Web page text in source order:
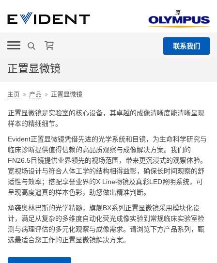
原
联系我们
正置显微镜
主页 产品 正置显微镜
正置显微镜是实验室的核心设备，其卓越的成像清晰度能清晰呈现
样本的精细细节。
Evident正置显微镜凭借先进的光学系统和目镜，为生命科学研究与
临床诊断提供值得信赖的高品质观察与成像解决方案。我们的
FN26.5目镜提供业界领先的视场范围，带来更沉浸式的观察体验。
宽视场设计与符合人体工学的结构相得益彰，确保长时间观察的舒
适性与效率；搭配享誉业界的X Line物镜及真彩LED照明系统，可
呈现高度逼真的样本色彩，助您做出精准判断。
承袭奥林巴斯的光学精髓，旗舰BX系列正置显微镜采用模块化设
计，满足从复杂的多维度自动化荧光成像实验到常规临床实验室检
测与病理评估的多元化观察与成像需求。请浏览下方产品系列，甄
选最适合您工作的正置显微镜解决方案。